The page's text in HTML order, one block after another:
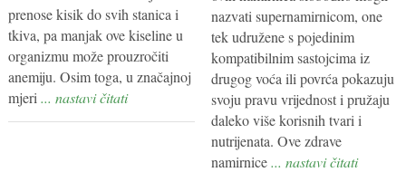
prenose kisik do svih stanica i
tkiva, pa manjak ove kiseline u
organizmu može prouzročiti
anemiju. Osim toga, u značajnoj
mjeri ... nastavi čitati
nazvati supernamirnicom, one
tek udružene s pojedinim
kompatibilnim sastojcima iz
drugog voća ili povrća pokazuju
svoju pravu vrijednost i pružaju
daleko više korisnih tvari i
nutrijenata. Ove zdrave
namirnice... nastavi čitati